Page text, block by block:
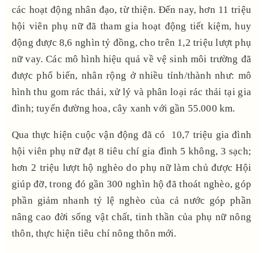
các hoạt động nhân đạo, từ thiện. Đến nay, hơn 11 triệu
hội viên phụ nữ đã tham gia hoạt động tiết kiệm, huy
động được 8,6 nghìn tỷ đồng, cho trên 1,2 triệu lượt phụ
nữ vay. Các mô hình hiệu quả về vệ sinh môi trường đã
được phổ biến, nhân rộng ở nhiều tỉnh/thành như: mô
hình thu gom rác thải, xử lý và phân loại rác thải tại gia
đình; tuyến đường hoa, cây xanh với gần 55.000 km.
Qua thực hiện cuộc vận động đã có 10,7 triệu gia đình
hội viên phụ nữ đạt 8 tiêu chí gia đình 5 không, 3 sạch;
hơn 2 triệu lượt hộ nghèo do phụ nữ làm chủ được Hội
giúp đỡ, trong đó gần 300 nghìn hộ đã thoát nghèo, góp
phần giảm nhanh tỷ lệ nghèo của cả nước góp phần
nâng cao đời sống vật chất, tinh thần của phụ nữ nông
thôn, thực hiện tiêu chí nông thôn mới.